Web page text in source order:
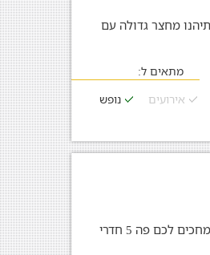
כאן תיהנו מחצר גדולה עם
מתאים ל:
אירועים
נופש
בואו להתפנק בוילה מהממת בראש פינה עם נוף פנורמי עוצר נשימה! מחכים לכם פה 5 חדרי